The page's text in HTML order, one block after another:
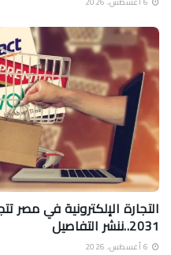
2031..ننشر التفاصيل